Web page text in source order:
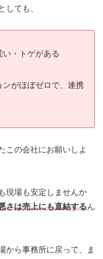
しても、
い・トゲがある
がほぼゼロで、連携
この会社にお願いしよ
現場も安定しませんか
さは売上にも直結するん
から事務所に戻って、ま